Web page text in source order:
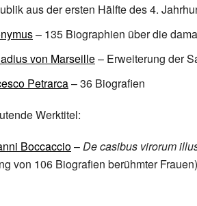
aus der ersten Hälfte des 4.
– 135 Biographien über die
von Marseille– Erweiterung der
Petrarca– 36 Biografien
Werktitel:
Boccaccio–De casibus virorum
von 106 Biografien berühmter Frauen)